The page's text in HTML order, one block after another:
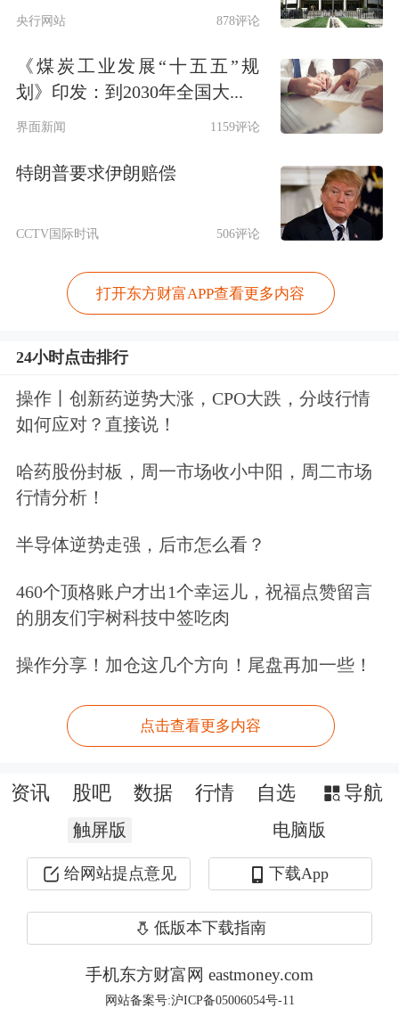
的影响，出台一系列政策“组合拳”，扎
实推动高质量发展，我国经济回暖向
好，国内生产总值预计超过130万亿
元。
证监会：最高法、证监会联合发布《关
于切实审理好上市公司破产重整案件工
极拯救和及时出清并举、兼顾债权人与
政监管协调的总体思路，有利于更好发
挥破产审判职能作用，拯救具有重整价
值和市场前景的上市公司，化解风险并
维护资本市场稳定，进一步提高上市公
司质量，
大投资者，特别是中小投资者的合法权
益。
国家统计局：12月份，
指数（PMI）为50.1%，比上月下降0.2
个百分点，制造业继续保持扩张。从企
业规模看，大型企业PMI为50.5%，比
上月下降0.4个百分点，高于临界点；
中型企业PMI为50.7%，比上月上升0.7
个百分点，高于临界点；小型企业PMI
为48.5%，比上月下降0.6个百分点，低
品种资讯
央行网站 878评论
《煤炭工业发展“十五五”规
划》印发：到2030年全国大...
界面新闻 1159评论
特朗普要求伊朗赔偿
CCTV国际时讯 506评论
打开东方财富APP查看更多内容
24小时点击排行
操作丨创新药逆势大涨，CPO大跌，分歧行情
如何应对？直接说！
哈药股份封板，周一市场收小中阳，周二市场
行情分析！
半导体逆势走强，后市怎么看？
460个顶格账户才出1个幸运儿，祝福点赞留言
的朋友们宇树科技中签吃肉
操作分享！加仓这几个方向！尾盘再加一些！
点击查看更多内容
资讯 股吧 数据 行情 自选 导航
触屏版 电脑版
给网站提点意见 下载App
低版本下载指南
手机东方财富网 eastmoney.com
网站备案号:沪ICP备05006054号-11